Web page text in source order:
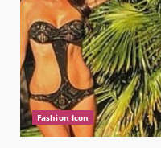
Fashion Icon